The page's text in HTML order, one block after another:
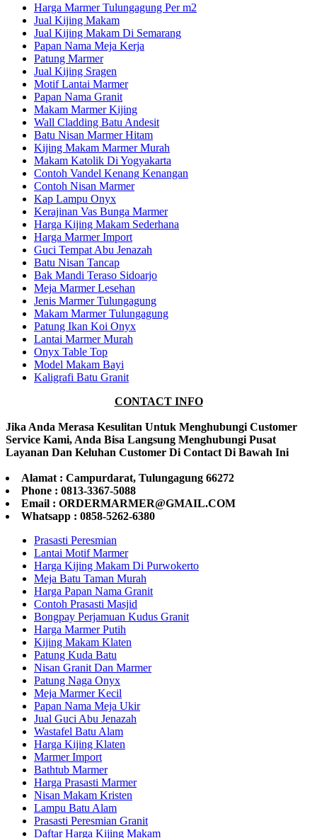
Harga Marmer Tulungagung Per m2
Jual Kijing Makam
Jual Kijing Makam Di Semarang
Papan Nama Meja Kerja
Patung Marmer
Jual Kijing Sragen
Motif Lantai Marmer
Papan Nama Granit
Makam Marmer Kijing
Wall Cladding Batu Andesit
Batu Nisan Marmer Hitam
Kijing Makam Marmer Murah
Makam Katolik Di Yogyakarta
Contoh Vandel Kenang Kenangan
Contoh Nisan Marmer
Kap Lampu Onyx
Kerajinan Vas Bunga Marmer
Harga Kijing Makam Sederhana
Harga Marmer Import
Guci Tempat Abu Jenazah
Batu Nisan Tancap
Bak Mandi Teraso Sidoarjo
Meja Marmer Lesehan
Jenis Marmer Tulungagung
Makam Marmer Tulungagung
Patung Ikan Koi Onyx
Lantai Marmer Murah
Onyx Table Top
Model Makam Bayi
Kaligrafi Batu Granit
CONTACT INFO
Jika Anda Merasa Kesulitan Untuk Menghubungi Customer
Service Kami, Anda Bisa Langsung Menghubungi Pusat
Layanan Dan Keluhan Customer Di Contact Di Bawah Ini
Alamat : Campurdarat, Tulungagung 66272
Phone : 0813-3367-5088
Email : ORDERMARMER@GMAIL.COM
Whatsapp : 0858-5262-6380
Prasasti Peresmian
Lantai Motif Marmer
Harga Kijing Makam Di Purwokerto
Meja Batu Taman Murah
Harga Papan Nama Granit
Contoh Prasasti Masjid
Bongpay Perjamuan Kudus Granit
Harga Marmer Putih
Kijing Makam Klaten
Patung Kuda Batu
Nisan Granit Dan Marmer
Patung Naga Onyx
Meja Marmer Kecil
Papan Nama Meja Ukir
Jual Guci Abu Jenazah
Wastafel Batu Alam
Harga Kijing Klaten
Marmer Import
Bathtub Marmer
Harga Prasasti Marmer
Nisan Makam Kristen
Lampu Batu Alam
Prasasti Peresmian Granit
Daftar Harga Kijing Makam